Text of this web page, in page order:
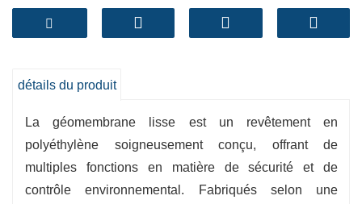
eaux et des déchets.
Les géomembranes lisses présentent une
aux liquides, empêchant efficacement les fuites
et la pollution.
-Résistance chimique:
Ces doublures résistent à une grande variété de
détails du produit
La géomembrane lisse est un revêtement en
polyéthylène soigneusement conçu, offrant de
multiples fonctions en matière de sécurité et de
contrôle environnemental. Fabriqués selon une